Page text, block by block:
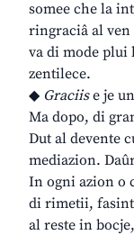
somee che la
ringraciâ al ven
va di mode plui
zentilece.
◆ Graciise je
Ma dopo, di
Dut al devente
mediazion.
In ogni azion o
di rimetii, fasint
al reste in